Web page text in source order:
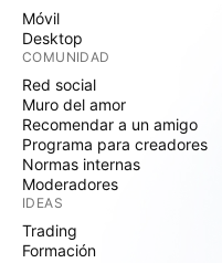
Móvil
Desktop
COMUNIDAD
Red social
Muro del amor
Recomendar a un amigo
Programa para creadores
Normas internas
Moderadores
IDEAS
Trading
Formación